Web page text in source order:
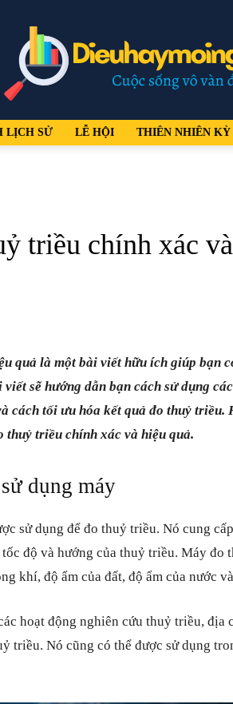
Cuộc
LỊCH SỬ LỄ HỘI THIÊN NHIÊN KỲ
triều chính xác
quả là một bài viết hữu ích giúp bạn
sẽ hướng dẫn bạn cách sử dụng
cách tối ưu hóa kết quả đo thuỷ triều.
thuỷ triều chính xác và hiệu quả.
dụng máy
sử dụng để đo thuỷ triều. Nó cung
độ và hướng của thuỷ triều. Máy đo
khí, độ ẩm của đất, độ ẩm của nước
hoạt động nghiên cứu thuỷ triều, địa
triều. Nó cũng có thể được sử dụng